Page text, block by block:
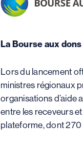
La Bourse aux
Lors du lancement
ministres régionaux
organisations d’aide
entre les receveurs
plateforme, dont